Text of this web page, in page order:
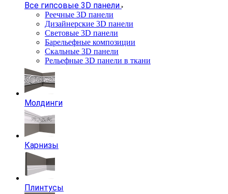
Все гипсовые 3D панели
Реечные 3D панели
Дизайнерские 3D панели
Световые 3D панели
Барельефные композиции
Скальные 3D панели
Рельефные 3D панели в ткани
Молдинги
Карнизы
Плинтусы